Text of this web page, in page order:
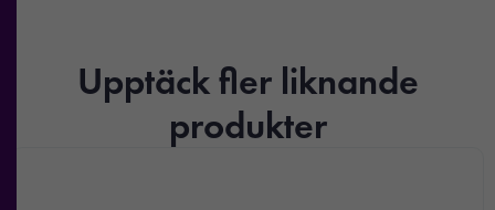
Upptäck fler liknande
produkter